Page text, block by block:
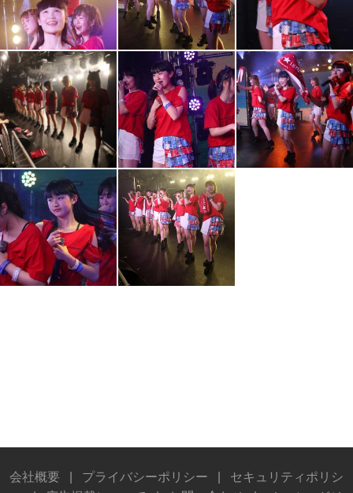
会社概要 プライバシーポリシー
セキュリティポリシ